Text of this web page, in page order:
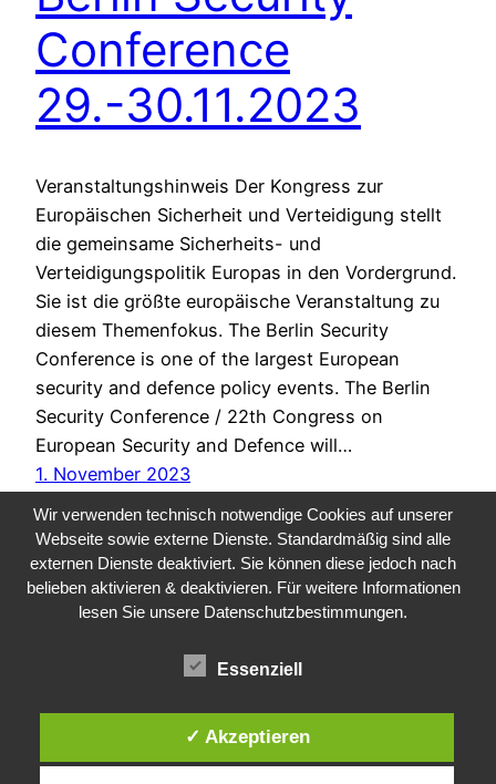
Conference
29.-30.11.2023
Veranstaltungshinweis Der Kongress zur
Europäischen Sicherheit und Verteidigung stellt
die gemeinsame Sicherheits- und
Verteidigungspolitik Europas in den Vordergrund.
Sie ist die größte europäische Veranstaltung zu
diesem Themenfokus. The Berlin Security
Conference is one of the largest European
security and defence policy events. The Berlin
Security Conference / 22th Congress on
European Security and Defence will…
1. November 2023
Datenschutz
Wir verwenden technisch notwendige Cookies auf unserer
Webseite sowie externe Dienste. Standardmäßig sind alle
externen Dienste deaktiviert. Sie können diese jedoch nach
belieben aktivieren & deaktivieren. Für weitere Informationen
lesen Sie unsere Datenschutzbestimmungen.
Essenziell
✓ Akzeptieren